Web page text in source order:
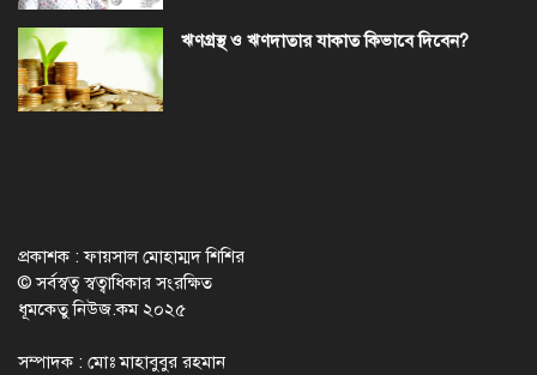
ঋণগ্রস্থ ও ঋণদাতার যাকাত কিভাবে দিবেন?
প্রকাশক : ফায়সাল মোহাম্মদ শিশির
© সর্বস্বত্ব স্বত্বাধিকার সংরক্ষিত
ধূমকেতু নিউজ.কম ২০২৫
সম্পাদক : মোঃ মাহাবুবুর রহমান